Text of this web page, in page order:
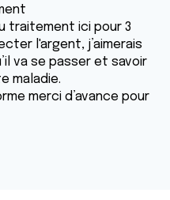
traitement ici pour 3
l'argent, j’aimerais
va se passer et savoir
maladie.
merci d’avance pour